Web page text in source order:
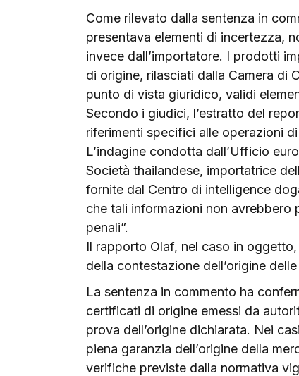
Come rilevato dalla sentenza in
presentava elementi di incertezza,
invece dall’importatore. I prodotti
di origine, rilasciati dalla Camera di
punto di vista giuridico, validi
Secondo i giudici, l’estratto del
riferimenti specifici alle operazioni
L’indagine condotta dall’Ufficio
Società thailandese, importatrice
fornite dal Centro di intelligence
che tali informazioni non avrebbero
penali”.
Il rapporto Olaf, nel caso in
della contestazione dell’origine
La sentenza in commento ha
certificati di origine emessi da
prova dell’origine dichiarata. Nei
piena garanzia dell’origine della
verifiche previste dalla normativa